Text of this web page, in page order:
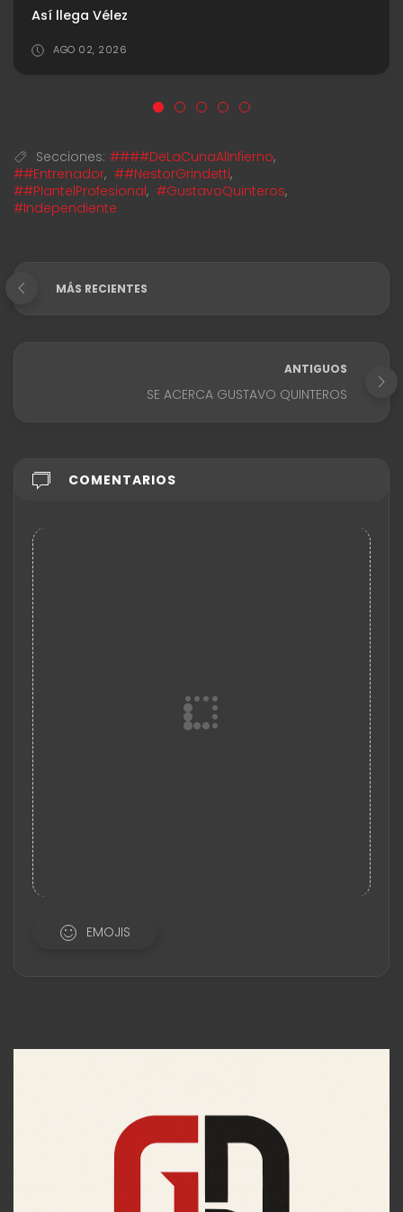
Así llega Vélez
AGO 02, 2026
Secciones: ####DeLaCunaAlInfierno,
##Entrenador, ##NestorGrindetti,
##PlantelProfesional, #GustavoQuinteros,
#Independiente
MÁS RECIENTES
ANTIGUOS
SE ACERCA GUSTAVO QUINTEROS
COMENTARIOS
EMOJIS